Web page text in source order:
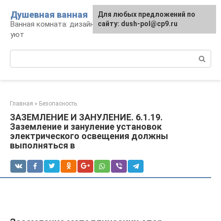
контенту
Душевная ванная
Ванная комната: дизайн, саноборудование,
уют
Главная » Безопасность
ЗАЗЕМЛЕНИЕ И ЗАНУЛЕНИЕ. 6.1.19.
Заземление и зануление установок
электрического освещения должны
выполняться в
Для любых предложений по
сайту: dush-pol@cp9.ru